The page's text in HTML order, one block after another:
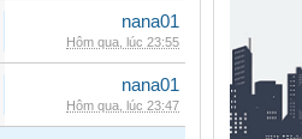
nana01
Hôm qua, lúc 23:55
nana01
Hôm qua, lúc 23:47